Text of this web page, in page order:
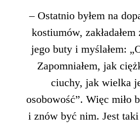
– Ostatnio byłem na
kostiumów,
jego buty i myślałem:
Zapomniałem, jak
ciuchy, jak wielka
osobowość”. Więc miło
i znów być nim. Jest